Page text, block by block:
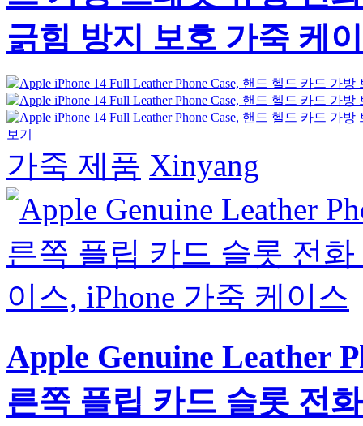
긁힘 방지 보호 가죽 케
보기
가죽 제품 Xinyang
Apple Genuine Leather
른쪽 플립 카드 슬롯 전